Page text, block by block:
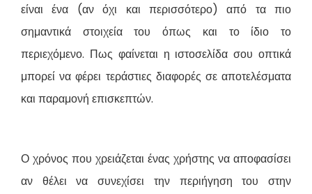
είναι ένα (αν όχι και περισσότερο) από τα πιο
σημαντικά στοιχεία του όπως και το ίδιο το
περιεχόμενο. Πως φαίνεται η ιστοσελίδα σου οπτικά
μπορεί να φέρει τεράστιες διαφορές σε αποτελέσματα
και παραμονή επισκεπτών.
Ο χρόνος που χρειάζεται ένας χρήστης να αποφασίσει
αν θέλει να συνεχίσει την περιήγηση του στην